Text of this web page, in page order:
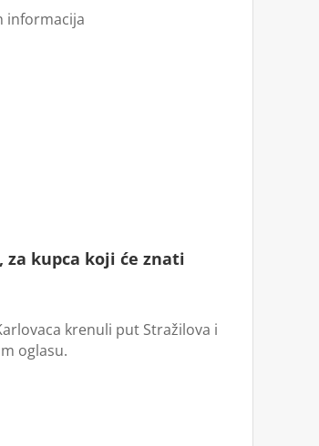
informacija
kupca koji će znati
krenuli put Stražilova i
oglasu.